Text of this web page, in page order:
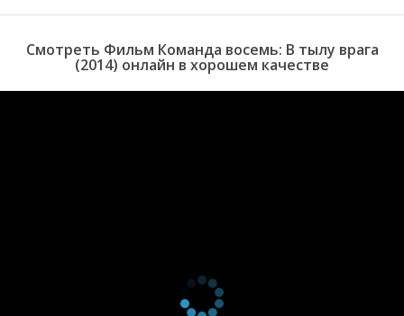
Смотреть Фильм Команда восемь: В тылу врага
(2014) онлайн в хорошем качестве